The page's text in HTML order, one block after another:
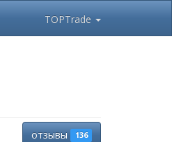
TOPTrade
отзывы 136